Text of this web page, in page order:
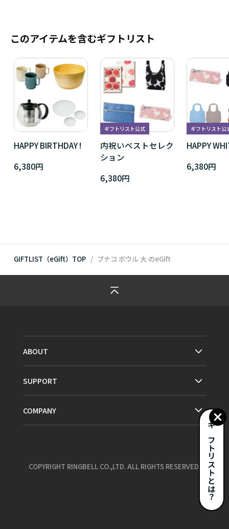
このアイテムを含むギフトリスト
HAPPY BIRTHDAY !
6,380円
ギフトリスト公式
内祝いベストセレク
ション
6,380円
ギフトリスト公
HAPPY
6,380円
GIFTLIST（eGift）TOP ブナコ ボウル 大 のeGift
ギフトリストとは？
ABOUT
SUPPORT
COMPANY
COPYRIGHT RINGBELL CO.,LTD. ALL RIGHTS RESERVED.